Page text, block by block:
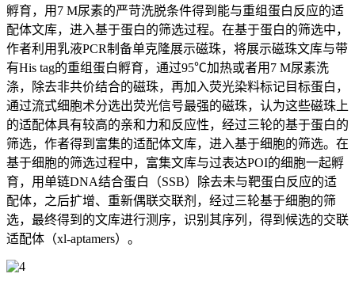
孵育，用7 M尿素的严苛洗脱条件得到能与重组蛋白反应的适
配体文库，进入基于蛋白的筛选过程。在基于蛋白的筛选中，
作者利用乳液PCR制备单克隆展示磁珠，将展示磁珠文库与带
有His tag的重组蛋白孵育，通过95℃加热或者用7 M尿素洗
涤，除去非共价结合的磁珠，再加入荧光染料标记目标蛋白，
通过流式细胞术分选出荧光信号最强的磁珠，认为这些磁珠上
的适配体具有较高的亲和力和反应性，经过三轮的基于蛋白的
筛选，作者得到富集的适配体文库，进入基于细胞的筛选。在
基于细胞的筛选过程中，富集文库与过表达POI的细胞一起孵
育，用单链DNA结合蛋白（SSB）除去未与靶蛋白反应的适
配体，之后扩增、重新偶联交联剂，经过三轮基于细胞的筛
选，最终得到的文库进行测序，识别其序列，得到候选的交联
适配体（xl-aptamers）。